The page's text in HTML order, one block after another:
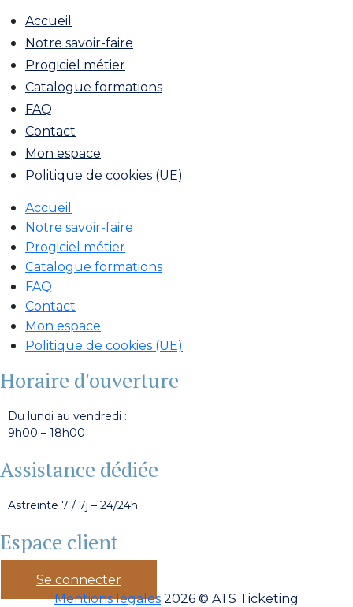
Accueil
Notre savoir-faire
Progiciel métier
Catalogue formations
FAQ
Contact
Mon espace
Politique de cookies (UE)
Accueil
Notre savoir-faire
Progiciel métier
Catalogue formations
FAQ
Contact
Mon espace
Politique de cookies (UE)
Horaire d'ouverture
Du lundi au vendredi :
9h00 – 18h00
Assistance dédiée
Astreinte 7 / 7j – 24/24h
Espace client
Se connecter
Mentions légales 2026 © ATS Ticketing